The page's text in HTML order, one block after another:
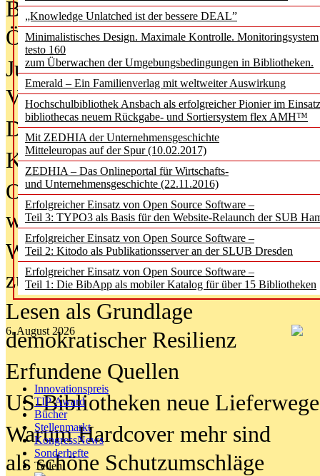
„Knowledge Unlatched ist der bessere DEAL”
Minimalistisches Design. Maximale Kontrolle. Monitoringsystem
testo 160
zum Überwachen der Umgebungsbedingungen in Bibliotheken.
Emerald – Ein Familienverlag mit weltweiter Auswirkung
Hochschulbibliothek Ansbach als erfolgreicher Pionier im
bibliothecas neuem Rückgabe- und Sortiersystem flex AMH™
Mit ZEDHIA der Unternehmensgeschichte
Mitteleuropas auf der Spur (10.02.2017)
ZEDHIA – Das Onlineportal für Wirtschafts-
und Unternehmensgeschichte (22.11.2016)
Erfolgreicher Einsatz von Open Source Software –
Teil 3: TYPO3 als Basis für den Website-Relaunch der SUB
Erfolgreicher Einsatz von Open Source Software –
Teil 2: Kitodo als Publikationsserver an der SLUB Dresden
Erfolgreicher Einsatz von Open Source Software –
Teil 1: Die BibApp als mobiler Katalog für über 15 Bibliotheken
6. August 2026
Innovationspreis
TIP Award
Bücher
Stellenmarkt
KongressNews
Sonderhefte
Teilen
Bürgerforum fordert mehr
Öffentlichkeit
Jugendliche wollen besseren
Verbote
Digitale Langzeit­archi­vierung
KI-Chatbots werden Teil der
Offene Infrastrukturen für
wissenschaftliche
Warum die Debatte über KI-Texte
zu kurz greift
Lesen als Grundlage
demokratischer Resilienz
Erfundene Quellen
US-Bibliotheken neue Lieferwege
Warum Hardcover mehr sind
als schöne Schutzumschläge